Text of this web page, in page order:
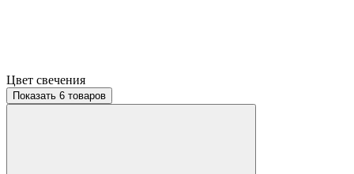
Цвет свечения
Показать 6 товаров